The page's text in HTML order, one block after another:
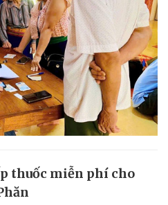
thuốc miễn phí cho